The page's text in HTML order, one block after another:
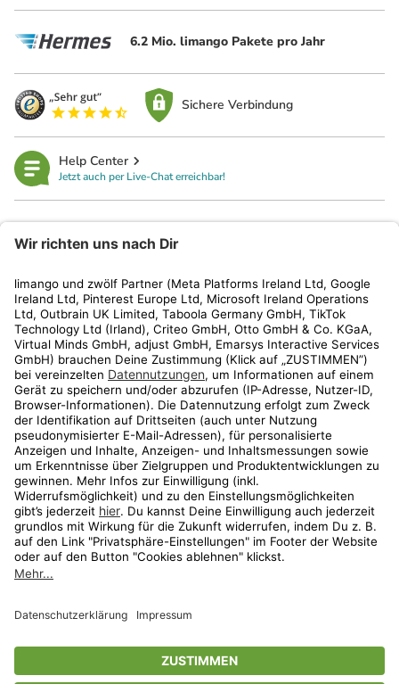
6.2 Mio. limango Pakete pro Jahr
Sichere Verbindung
Help Center
Jetzt auch per Live-Chat erreichbar!
Kundenservice
Shop
Aktionen
Travel
* Streichpreise entsprechen der unverbindlichen Preisempfehlung des